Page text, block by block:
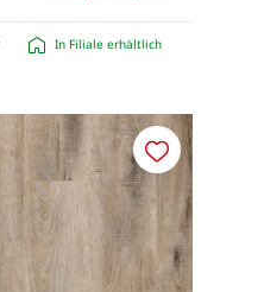
In Filiale erhältlich
Merken